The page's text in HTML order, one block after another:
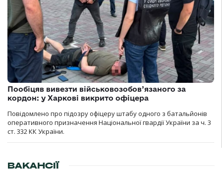
Пообіцяв вивезти військовозобов’язаного за
кордон: у Харкові викрито офіцера
Повідомлено про підозру офіцеру штабу одного з батальйонів
оперативного призначення Національної гвардії України за ч. 3
ст. 332 КК України.
ВАКАНСІЇ